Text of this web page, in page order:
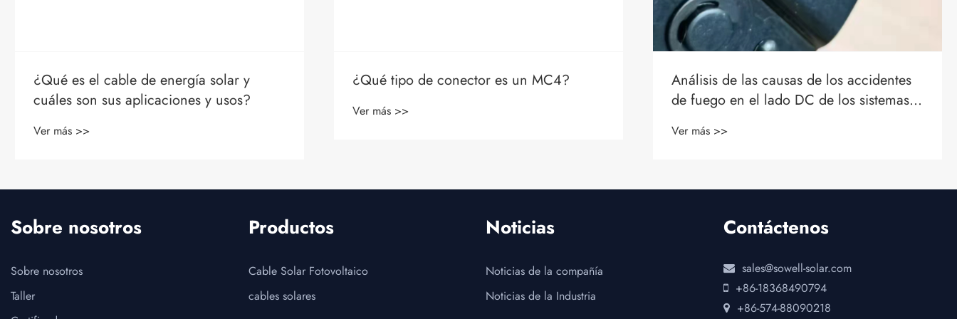
¿Qué tipo de conector es un MC4?
Ver más >>
Análisis de las causas de los accidentes
de generación de energía fotovoltaica
Por qué los cables de CC están
creciendo a una tasa compuesta anual
solares fotovoltaicos
Ver más >>
Sobre nosotros
Sobre nosotros
Taller
Productos
Cable Solar Fotovoltaico
cables solares
Noticias
Noticias de la compañía
Noticias de la Industria
Contáctenos
sales@sowell-solar.com
+86-18368490794
+86-574-88090218